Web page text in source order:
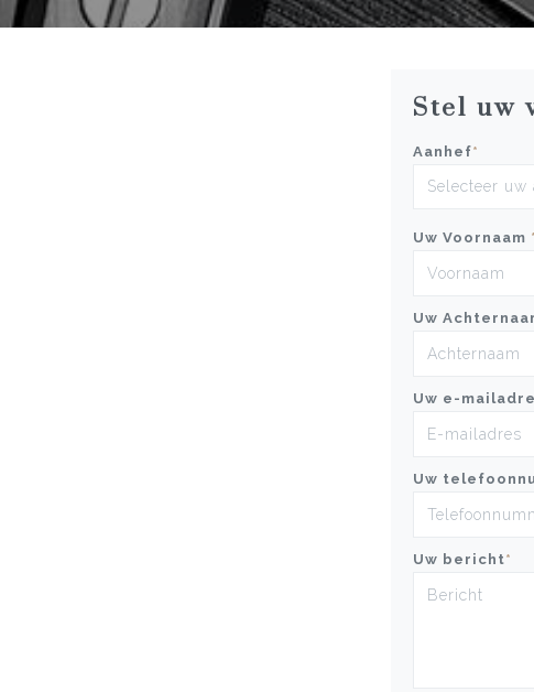
Stel uw
Aanhef*
Uw Voornaam *
Uw
Uw e-
Uw
Uw bericht*